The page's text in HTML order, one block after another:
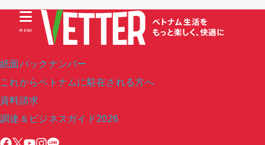
紙面バックナンバー
これからベトナムに駐在される方へ
資料請求
調達＆ビジネスガイド2026
MENU